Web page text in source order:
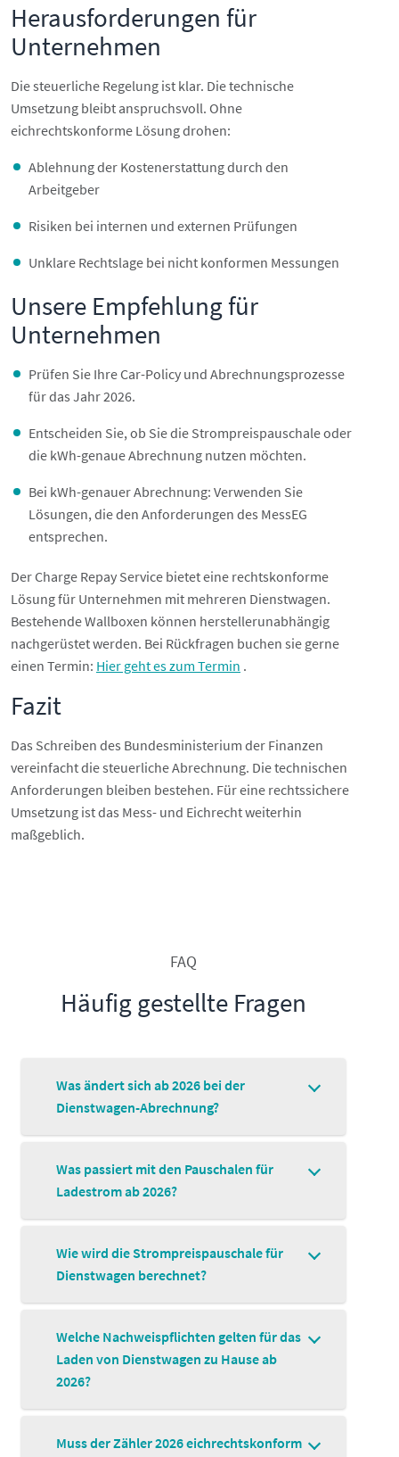
Herausforderungen für
Unternehmen
Die steuerliche Regelung ist klar. Die technische
Umsetzung bleibt anspruchsvoll. Ohne
eichrechtskonforme Lösung drohen:
Ablehnung der Kostenerstattung durch den
Arbeitgeber
Risiken bei internen und externen Prüfungen
Unklare Rechtslage bei nicht konformen Messungen
Unsere Empfehlung für
Unternehmen
Prüfen Sie Ihre Car-Policy und Abrechnungsprozesse
für das Jahr 2026.
Entscheiden Sie, ob Sie die Strompreispauschale oder
die kWh-genaue Abrechnung nutzen möchten.
Bei kWh-genauer Abrechnung: Verwenden Sie
Lösungen, die den Anforderungen des MessEG
entsprechen.
Der Charge Repay Service bietet eine rechtskonforme
Lösung für Unternehmen mit mehreren Dienstwagen.
Bestehende Wallboxen können herstellerunabhängig
nachgerüstet werden. Bei Rückfragen buchen sie gerne
einen Termin: Hier geht es zum Termin .
Fazit
Das Schreiben des Bundesministerium der Finanzen
vereinfacht die steuerliche Abrechnung. Die technischen
Anforderungen bleiben bestehen. Für eine rechtssichere
Umsetzung ist das Mess- und Eichrecht weiterhin
maßgeblich.
FAQ
Häufig gestellte Fragen
Was ändert sich ab 2026 bei der
Dienstwagen-Abrechnung?
Was passiert mit den Pauschalen für
Ladestrom ab 2026?
Wie wird die Strompreispauschale für
Dienstwagen berechnet?
Welche Nachweispflichten gelten für das
Laden von Dienstwagen zu Hause ab
2026?
Muss der Zähler 2026 eichrechtskonform